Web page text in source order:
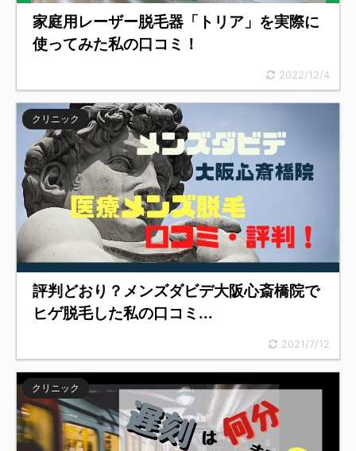
家庭用レーザー脱毛器「トリア」を実際に
使ってみた私の口コミ！
2022/12/4
クリニック
評判どおり？メンズダビデ大阪心斎橋院で
ヒゲ脱毛した私の口コミ...
2021/7/12
クリニック